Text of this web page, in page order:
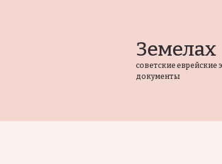
Земелах
советские еврейские
документы